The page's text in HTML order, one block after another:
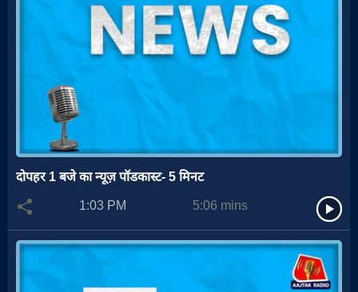
दोपहर 1 बजे का न्यूज़ पॉडकास्ट- 5 मिनट
1:03 PM
5:06 mins